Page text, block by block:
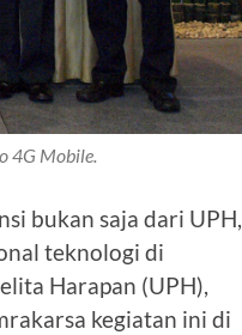
4G Mobile.
bukan saja dari UPH,
teknologi di
Harapan (UPH),
kegiatan ini di